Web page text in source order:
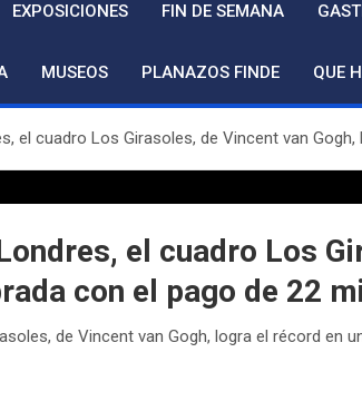
EXPOSICIONES FIN DE SEMANA
MUSEOS PLANAZOS FINDE QUE
el cuadro Los Girasoles, de Vincent van
el cuadro Los
con el pago de 22
de Vincent van Gogh, logra el récord en